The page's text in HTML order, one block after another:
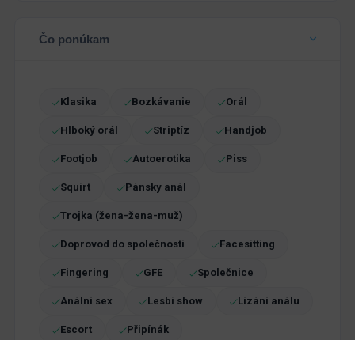
Čo ponúkam
Klasika Bozkávanie Orál
Hlboký orál Striptíz Handjob
Footjob Autoerotika Piss
Squirt Pánsky anál
Trojka (žena-žena-muž)
Doprovod do společnosti Facesitting
Fingering GFE Společnice
Anální sex Lesbi show Lízání análu
Escort Připínák